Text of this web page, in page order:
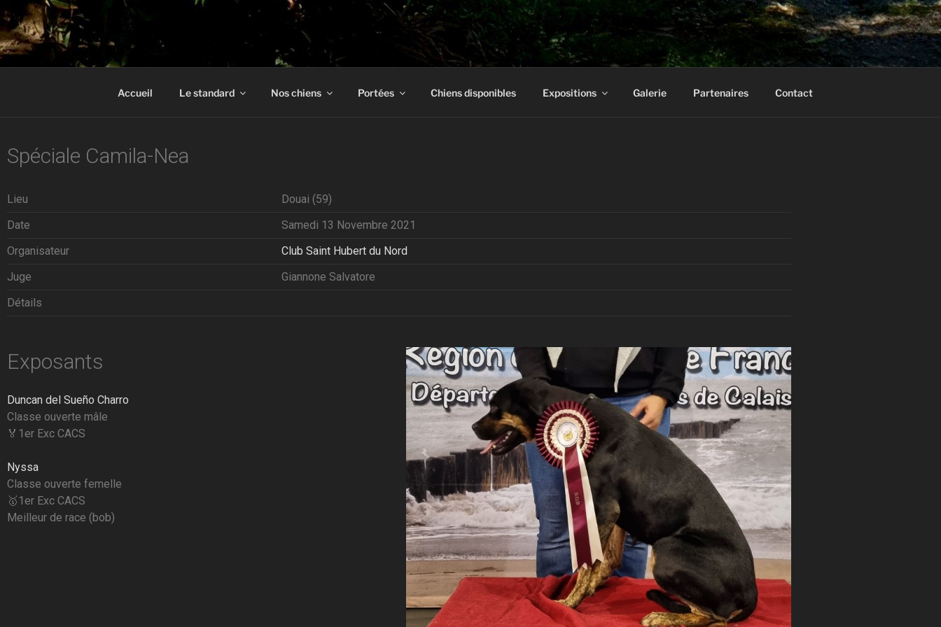
ALANOS DE LA REGULA
Élevage d'alanos espagnol en Aquitaine
Accueil Le standard Nos chiens Portées Chiens disponibles Expositions Galerie Partenaires Contact
Spéciale Camila-Nea
Lieu
Douai (59)
Date
Samedi 13 Novembre 2021
Organisateur
Club Saint Hubert du Nord
Juge
Giannone Salvatore
Détails
Exposants
Duncan del Sueño Charro
Classe ouverte mâle
🏅1er Exc CACS
Nyssa
Classe ouverte femelle
🥇1er Exc CACS
Meilleur de race (bob)